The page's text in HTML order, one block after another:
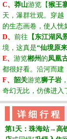
C、 莽山游览 【猴王
天，瀑群壮观。穿越
的生态画卷，使人恍
D、 前往 【东江湖风
境，这真是“仙境原
E、 游览郴州 的凤凰
都很好看。沿河而建
F、 韶关游览狮子岩
奇幻无比，仿佛进入
详 细 行 程
第1天：珠海站→高